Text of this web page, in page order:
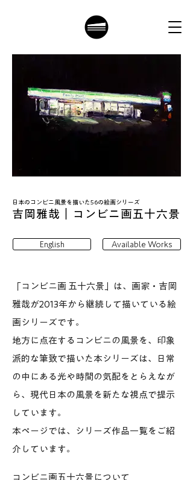
日本のコンビニ風景を描いた56の絵画シリーズ
吉岡雅哉｜コンビニ画五十六景
English Available Works
「コンビニ画 五十六景」は、画家・吉岡
雅哉が2013年から継続して描いている絵
画シリーズです。
地方に点在するコンビニの風景を、印象
派的な筆致で描いた本シリーズは、日常
の中にある光や時間の気配をとらえなが
ら、現代日本の風景を新たな視点で提示
しています。
本ページでは、シリーズ作品一覧をご紹
介しています。
コンビニ画五十六景について​